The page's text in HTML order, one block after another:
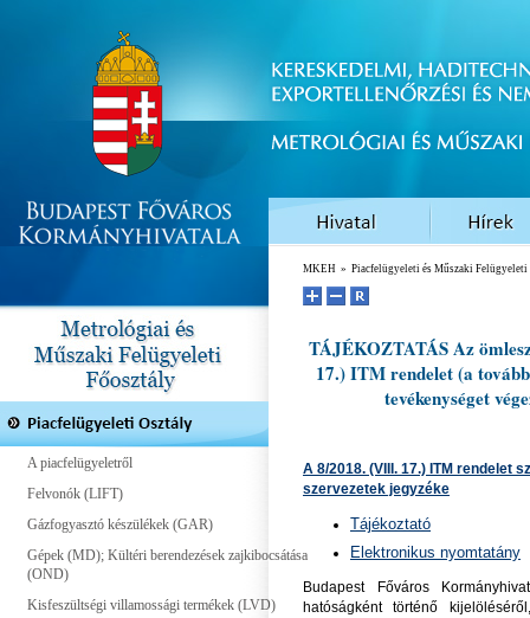
A piacfelügyeletről
Felvonók (LIFT)
Gázfogyasztó készülékek (GAR)
Gépek (MD); Kültéri berendezések zajkibocsátása
(OND)
Kisfeszültségi villamossági termékek (LVD)
MKEH » Piacfelügyeleti és Műszaki Felügyeleti
TÁJÉKOZTATÁS Az
17.) ITM rendelet (a
tevékenységet
A 8/2018. (VIII. 17.) ITM rendelet
szervezetek jegyzéke
Tájékoztató
Elektronikus nyomtatány
Budapest Főváros
hatóságként történő